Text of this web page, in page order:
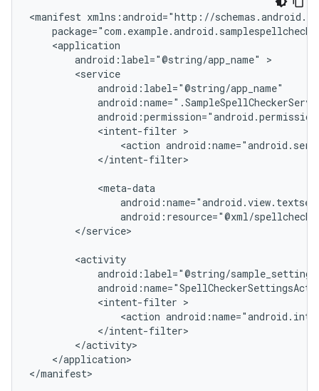
<manifest
android:label="@string/app_name"
<intent-filter
<action
</intent-filter>
android:resource="@xml/
</service>
<intent-filter
<action
</application>
</manifest>